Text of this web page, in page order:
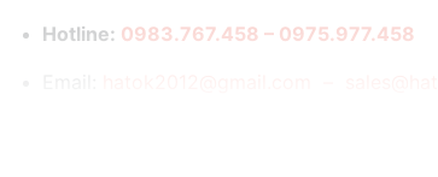
Hotline: 0983.767.458 – 0975.977.458